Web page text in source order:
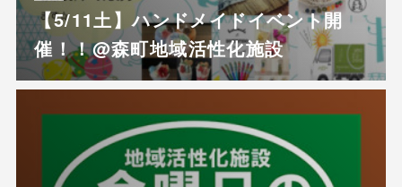
【5/11土】ハンドメイドイベント開
催！！@森町地域活性化施設